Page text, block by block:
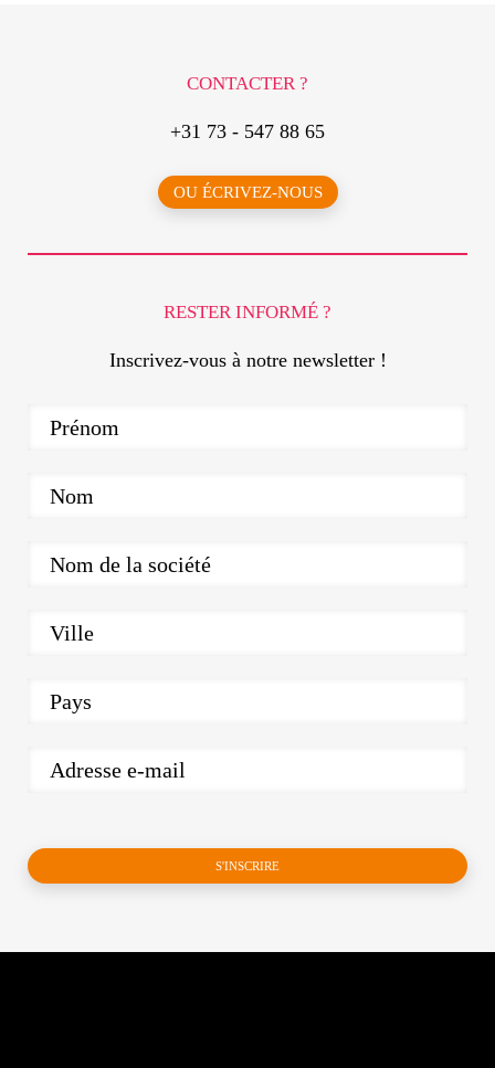
CONTACTER ?
+31 73 - 547 88 65
OU ÉCRIVEZ-NOUS
RESTER INFORMÉ ?
Inscrivez-vous à notre newsletter !